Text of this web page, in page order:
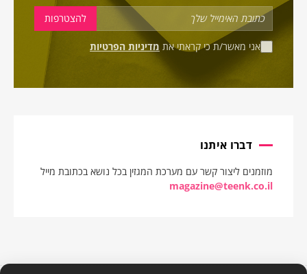
אני מאשר/ת כי קראתי את מדיניות הפרטיות
דברו איתנו
מוזמנים ליצור קשר עם מערכת המגזין בכל נושא בכתובת מייל
magazine@teenk.co.il